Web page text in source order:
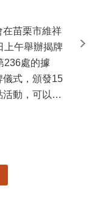
在苗栗市維祥
上午舉辦揭牌
236處的據
儀式，頒發15
動，可以更
苗